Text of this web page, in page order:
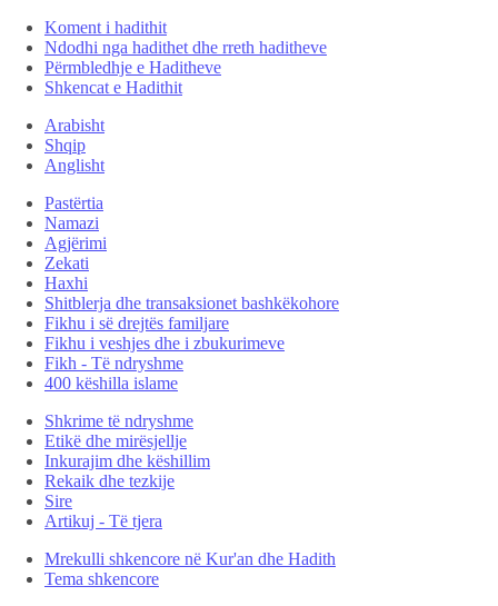
Koment i hadithit
Ndodhi nga hadithet dhe rreth haditheve
Përmbledhje e Haditheve
Shkencat e Hadithit
Arabisht
Shqip
Anglisht
Pastërtia
Namazi
Agjërimi
Zekati
Haxhi
Shitblerja dhe transaksionet bashkëkohore
Fikhu i së drejtës familjare
Fikhu i veshjes dhe i zbukurimeve
Fikh - Të ndryshme
400 këshilla islame
Shkrime të ndryshme
Etikë dhe mirësjellje
Inkurajim dhe këshillim
Rekaik dhe tezkije
Sire
Artikuj - Të tjera
Mrekulli shkencore në Kur'an dhe Hadith
Tema shkencore